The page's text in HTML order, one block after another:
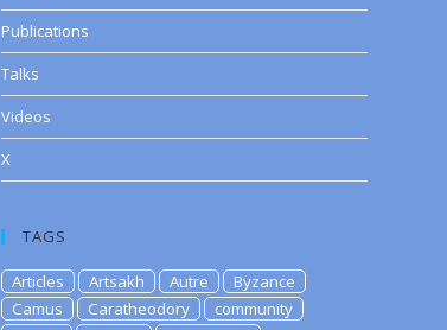
Publications
Talks
Videos
X
TAGS
Articles Artsakh Autre
Byzance
Camus
Caratheodory
community